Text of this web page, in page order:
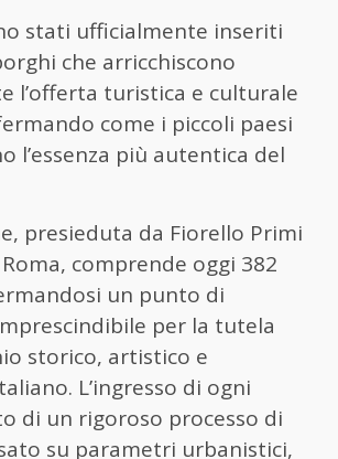
stati ufficialmente inseriti
che arricchiscono
l’offerta turistica e culturale
come i piccoli paesi
l’essenza più autentica del
presieduta da Fiorello Primi
comprende oggi 382
un punto di
per la tutela
storico, artistico e
L’ingresso di ogni
di un rigoroso processo di
su parametri urbanistici,